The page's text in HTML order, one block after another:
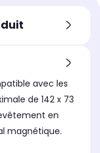
avec les
de 142 x 73
en
magnétique.